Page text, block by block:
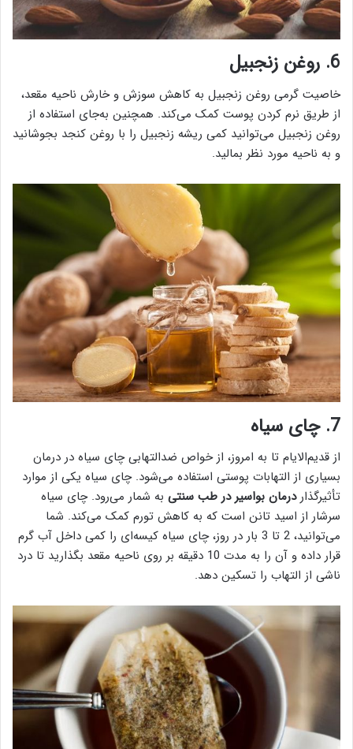
6. روغن زنجبیل
خاصیت گرمی روغن زنجبیل به کاهش سوزش و خارش ناحیه مقعد،
از طریق نرم کردن پوست کمک می‌کند. همچنین به‌جای استفاده از
روغن زنجبیل می‌توانید کمی ریشه زنجبیل را با روغن کنجد بجوشانید
و به ناحیه مورد نظر بمالید.
7. چای سیاه
از قدیم‌الایام تا به امروز، از خواص ضدالتهابی چای سیاه در درمان
بسیاری از التهابات پوستی استفاده می‌شود. چای سیاه یکی از موارد
تأثیرگذاردرمان بواسیر در طب سنتی به شمار می‌رود. چای سیاه
سرشار از اسید تانن است که به کاهش تورم کمک می‌کند. شما
می‌توانید، 2 تا 3 بار در روز، چای سیاه کیسه‌ای را کمی داخل آب گرم
قرار داده و آن را به مدت 10 دقیقه بر روی ناحیه مقعد بگذارید تا درد
ناشی از التهاب را تسکین دهد.